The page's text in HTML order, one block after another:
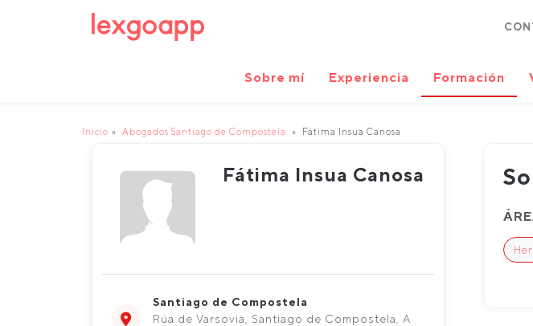
Sobre mí Experiencia Formación
Inicio Abogados Santiago de Compostela Fátima Insua Canosa
Fátima Insua Canosa
Santiago de Compostela
Rúa de Varsovia, Santiago de Compostela, A